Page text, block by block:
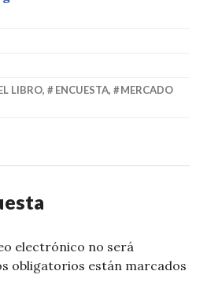
LIBRO, ENCUESTA,
MERCADO
electrónico no será
obligatorios están marcados